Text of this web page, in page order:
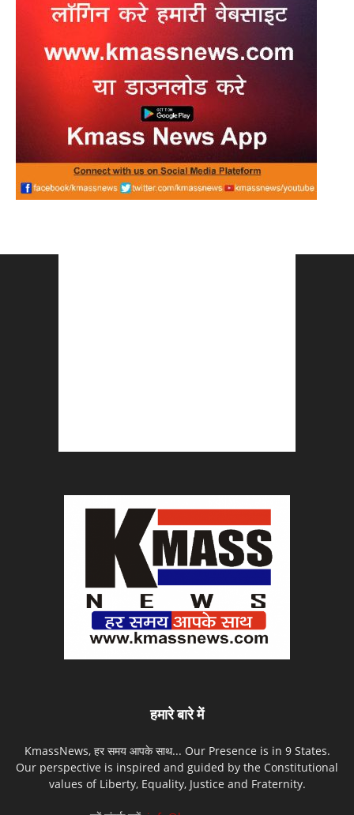
हमारे बारे में
KmassNews, हर समय आपके साथ... Our Presence is in 9 States.
Our perspective is inspired and guided by the Constitutional
values of Liberty, Equality, Justice and Fraternity.